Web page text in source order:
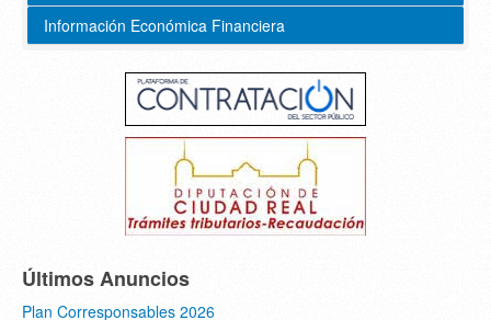
Información Económica Financiera
Últimos Anuncios
Plan Corresponsables 2026